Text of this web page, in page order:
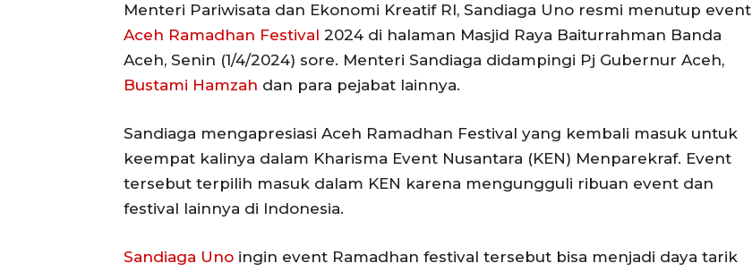
Menteri Pariwisata dan Ekonomi Kreatif RI, Sandiaga Uno resmi menutup event
Aceh Ramadhan Festival 2024 di halaman Masjid Raya Baiturrahman Banda
Aceh, Senin (1/4/2024) sore. Menteri Sandiaga didampingi Pj Gubernur Aceh,
Bustami Hamzah dan para pejabat lainnya.
Sandiaga mengapresiasi Aceh Ramadhan Festival yang kembali masuk untuk
keempat kalinya dalam Kharisma Event Nusantara (KEN) Menparekraf. Event
tersebut terpilih masuk dalam KEN karena mengungguli ribuan event dan
festival lainnya di Indonesia.
Sandiaga Uno ingin event Ramadhan festival tersebut bisa menjadi daya tarik